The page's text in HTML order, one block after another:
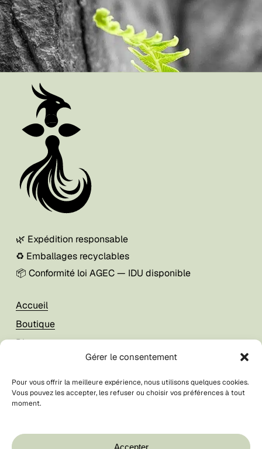
Gérer le consentement
Pour vous offrir la meilleure expérience, nous utilisons quelques cookies.
Vous pouvez les accepter, les refuser ou choisir vos préférences à tout
moment.
Accepter
Boutique
🌿 Expédition responsable
♻️ Emballages recyclables
📦 Conformité loi AGEC — IDU disponible
Accueil
Boutique
Blog
Mon compte
CGV / CGU